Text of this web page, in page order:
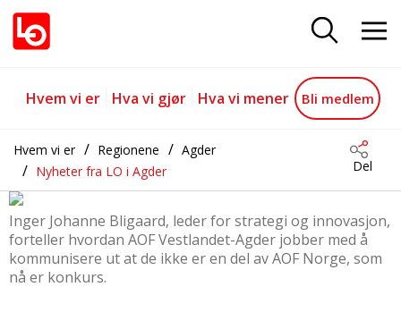
Vestlandet - Agder ikke konkurs
Gå til hovedinnhold
Gå til navigasjon
Hvem vi er Hva vi gjør Hva vi mener Bli medlem
Hvem vi er Regionene
Agder
Nyheter fra LO i Agder
Del
Inger Johanne Bligaard, leder for strategi og innovasjon,
forteller hvordan AOF Vestlandet-Agder jobber med å
kommunisere ut at de ikke er en del av AOF Norge, som
nå er konkurs.